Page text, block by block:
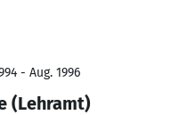
- Aug. 1996
(Lehramt)